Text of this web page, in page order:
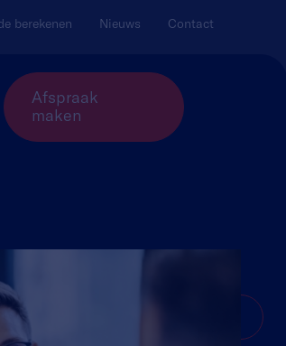
berekenen Nieuws Contact
Afspraak
maken